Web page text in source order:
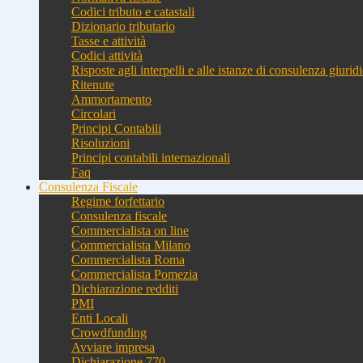
Codici tributo e catastali
Dizionario tributario
Tasse e attività
Codici attività
Risposte agli interpelli e alle istanze di consulenza
Ritenute
Ammortamento
Circolari
Principi Contabili
Risoluzioni
Principi contabili internazionali
Faq
Consulenza Fiscale
Regime forfettario
Consulenza fiscale
Commercialista on line
Commercialista Milano
Commercialista Roma
Commercialista Pomezia
Dichiarazione redditi
PMI
Enti Locali
Crowdfunding
Avviare impresa